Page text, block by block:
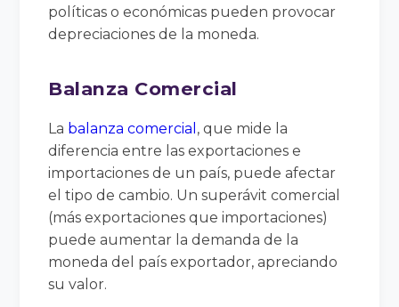
políticas o económicas pueden provocar
depreciaciones de la moneda.
Balanza Comercial
La balanza comercial , que mide la
diferencia entre las exportaciones e
importaciones de un país, puede afectar
el tipo de cambio. Un superávit comercial
(más exportaciones que importaciones)
puede aumentar la demanda de la
moneda del país exportador, apreciando
su valor.